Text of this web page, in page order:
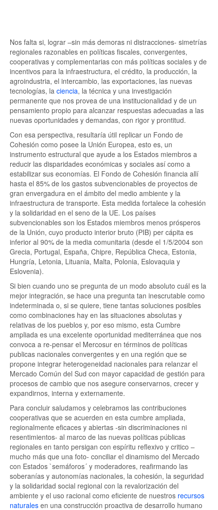
Nos falta si, lograr –sin más demoras ni distracciones- simetrías
regionales razonables en políticas fiscales, convergentes,
cooperativas y complementarias con más políticas sociales y de
incentivos para la infraestructura, el crédito, la producción, la
agroindustria, el intercambio, las exportaciones, las nuevas
tecnologías, la ciencia, la técnica y una investigación
permanente que nos provea de una institucionalidad y de un
pensamiento propio para alcanzar respuestas adecuadas a las
nuevas oportunidades y demandas, con rigor y prontitud.
Con esa perspectiva, resultaría útil replicar un Fondo de
Cohesión como posee la Unión Europea, esto es, un
instrumento estructural que ayude a los Estados miembros a
reducir las disparidades económicas y sociales así como a
estabilizar sus economías. El Fondo de Cohesión financia allí
hasta el 85% de los gastos subvencionables de proyectos de
gran envergadura en el ámbito del medio ambiente y la
infraestructura de transporte. Esta medida fortalece la cohesión
y la solidaridad en el seno de la UE. Los países
subvencionables son los Estados miembros menos prósperos
de la Unión, cuyo producto interior bruto (PIB) per cápita es
inferior al 90% de la media comunitaria (desde el 1/5/2004 son
Grecia, Portugal, España, Chipre, República Checa, Estonia,
Hungría, Letonia, Lituania, Malta, Polonia, Eslovaquia y
Eslovenia).
Si bien cuando uno se pregunta de un modo absoluto cuál es la
mejor integración, se hace una pregunta tan inescrutable como
indeterminada o, si se quiere, tiene tantas soluciones posibles
como combinaciones hay en las situaciones absolutas y
relativas de los pueblos y, por eso mismo, esta Cumbre
ampliada es una excelente oportunidad mediterránea que nos
convoca a re-pensar el Mercosur en términos de políticas
publicas nacionales convergentes y en una región que se
propone integrar heterogeneidad nacionales para relanzar el
Mercado Común del Sud con mayor capacidad de gestión para
procesos de cambio que nos asegure conservarnos, crecer y
expandirnos, interna y externamente.
Para concluir saludamos y celebramos las contribuciones
cooperativas que se acuerden en esta cumbre ampliada,
regionalmente eficaces y abiertas -sin discriminaciones ni
resentimientos- al marco de las nuevas políticas públicas
regionales en tanto persigan con espíritu reflexivo y critico –
mucho más que una foto- conciliar el dinamismo del Mercado
con Estados `semáforos´ y moderadores, reafirmando las
soberanías y autonomías nacionales, la cohesión, la seguridad
y la solidaridad social regional con la revalorización del
ambiente y el uso racional como eficiente de nuestros recursos
naturales en una construcción proactiva de desarrollo humano